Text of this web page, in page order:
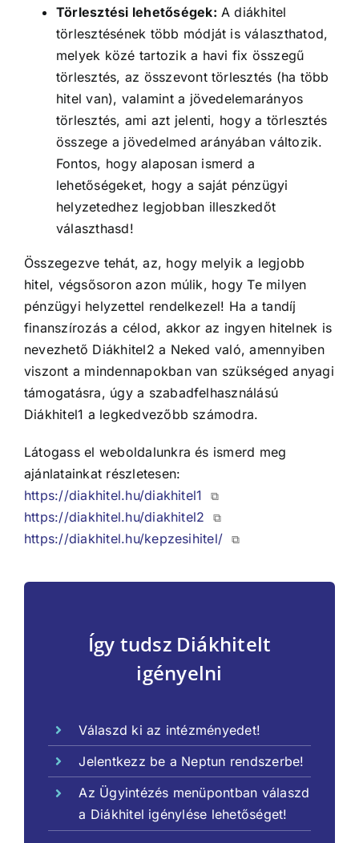
Törlesztési lehetőségek: A diákhitel
törlesztésének több módját is választhatod,
melyek közé tartozik a havi fix összegű
törlesztés, az összevont törlesztés (ha több
hitel van), valamint a jövedelemarányos
törlesztés, ami azt jelenti, hogy a törlesztés
összege a jövedelmed arányában változik.
Fontos, hogy alaposan ismerd a
lehetőségeket, hogy a saját pénzügyi
helyzetedhez legjobban illeszkedőt
választhasd!
Összegezve tehát, az, hogy melyik a legjobb
hitel, végsősoron azon múlik, hogy Te milyen
pénzügyi helyzettel rendelkezel! Ha a tandíj
finanszírozás a célod, akkor az ingyen hitelnek is
nevezhető Diákhitel2 a Neked való, amennyiben
viszont a mindennapokban van szükséged anyagi
támogatásra, úgy a szabadfelhasználású
Diákhitel1 a legkedvezőbb számodra.
Látogass el weboldalunkra és ismerd meg
ajánlatainkat részletesen:
https://diakhitel.hu/diakhitel1
⧉
https://diakhitel.hu/diakhitel2 ⧉
https://diakhitel.hu/kepzesihitel/ ⧉
Így tudsz Diákhitelt
igényelni
Válaszd ki az intézményedet!
Jelentkezz be a Neptun rendszerbe!
Az Ügyintézés menüpontban válaszd
a Diákhitel igénylése lehetőséget!